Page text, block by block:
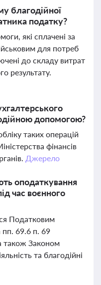
благодійної
податку?
які сплачені за
для потреб
до складу витрат
результату.
допомогою?
таких операцій
фінансів
Джерело
оподаткування
час воєнного
Податковим
пп. 69.6 п. 69
також Законом
та благодійні